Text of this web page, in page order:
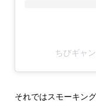
ちびギャ
それではスモーキン